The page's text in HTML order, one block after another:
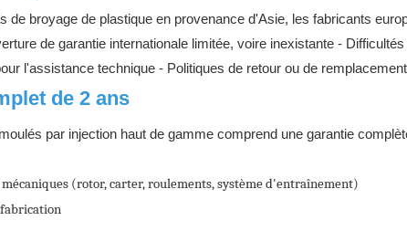
de broyage de plastique en provenance d'Asie, les fabricants
de garantie internationale limitée, voire inexistante -
l'assistance technique - Politiques de retour ou de
de 2 ans
par injection haut de gamme comprend une garantie
mécaniques (rotor, carter, roulements, système d'entraînement)
fabrication